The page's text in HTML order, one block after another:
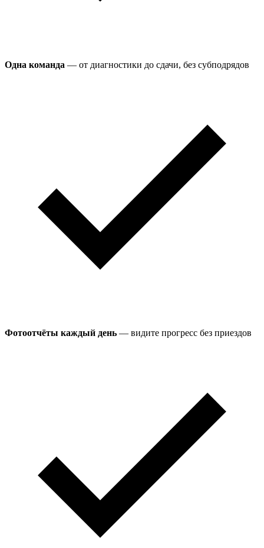
Одна команда — от диагностики до сдачи, без субподрядов
Фотоотчёты каждый день — видите прогресс без приездов